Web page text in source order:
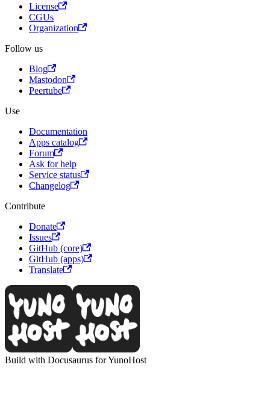
License
CGUs
Organization
Follow us
Blog
Mastodon
Peertube
Use
Documentation
Apps catalog
Forum
Ask for help
Service status
Changelog
Contribute
Donate
Issues
GitHub (core)
GitHub (apps)
Translate
Build with Docusaurus for YunoHost